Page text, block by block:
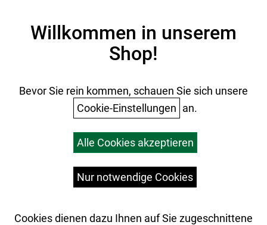
Datenschutz
Ihr Einkauf
Versandkosten
Willkommen in unserem
Shop!
Bevor Sie rein kommen, schauen Sie sich unsere
Cookie-Einstellungen an.
Alle Cookies akzeptieren
Nur notwendige Cookies
Cookies dienen dazu Ihnen auf Sie zugeschnittene